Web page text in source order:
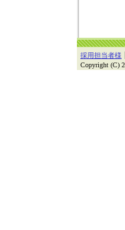
採用担当者様
Copyright (C)